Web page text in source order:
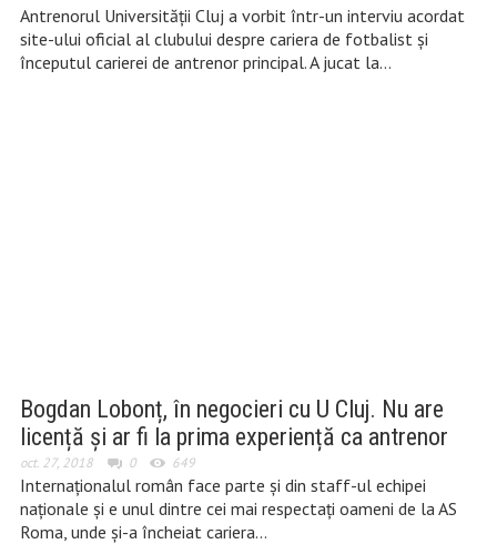
Antrenorul Universității Cluj a vorbit într-un interviu acordat
site-ului oficial al clubului despre cariera de fotbalist și
începutul carierei de antrenor principal. A jucat la…
Bogdan Lobonț, în negocieri cu U Cluj. Nu are
licență și ar fi la prima experiență ca antrenor
oct. 27, 2018 0 649
Internaționalul român face parte și din staff-ul echipei
naționale și e unul dintre cei mai respectați oameni de la AS
Roma, unde și-a încheiat cariera…